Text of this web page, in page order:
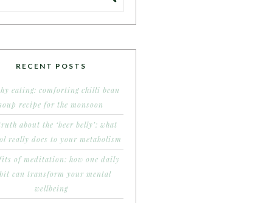
RECENT POSTS
eating: comforting chilli bean
recipe for the monsoon
about the ‘beer belly’: what
really does to your metabolism
of meditation: how one daily
can transform your mental
wellbeing